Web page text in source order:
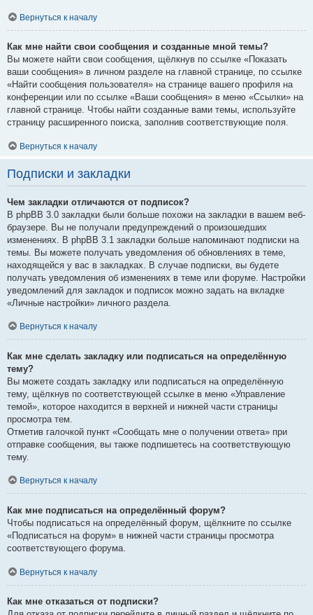
Вернуться к началу
Как мне найти свои сообщения и созданные мной темы?
Вы можете найти свои сообщения, щёлкнув по ссылке «Показать
ваши сообщения» в личном разделе на главной странице, по ссылке
«Найти сообщения пользователя» на странице вашего профиля на
конференции или по ссылке «Ваши сообщения» в меню «Ссылки» на
главной странице. Чтобы найти созданные вами темы, используйте
страницу расширенного поиска, заполнив соответствующие поля.
Вернуться к началу
Подписки и закладки
Чем закладки отличаются от подписок?
В phpBB 3.0 закладки были больше похожи на закладки в вашем веб-
браузере. Вы не получали предупреждений о произошедших
изменениях. В phpBB 3.1 закладки больше напоминают подписки на
темы. Вы можете получать уведомления об обновлениях в теме,
находящейся у вас в закладках. В случае подписки, вы будете
получать уведомления об изменениях в теме или форуме. Настройки
уведомлений для закладок и подписок можно задать на вкладке
«Личные настройки» личного раздела.
Вернуться к началу
Как мне сделать закладку или подписаться на определённую
тему?
Вы можете создать закладку или подписаться на определённую
тему, щёлкнув по соответствующей ссылке в меню «Управление
темой», которое находится в верхней и нижней части страницы
просмотра тем.
Отметив галочкой пункт «Сообщать мне о получении ответа» при
отправке сообщения, вы также подпишетесь на соответствующую
тему.
Вернуться к началу
Как мне подписаться на определённый форум?
Чтобы подписаться на определённый форум, щёлкните по ссылке
«Подписаться на форум» в нижней части страницы просмотра
соответствующего форума.
Вернуться к началу
Как мне отказаться от подписки?